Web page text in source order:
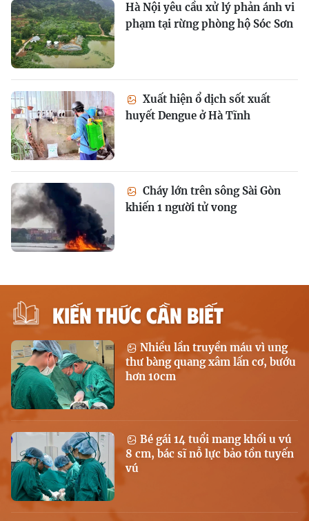
Hà Nội yêu cầu xử lý phản ánh vi
phạm tại rừng phòng hộ Sóc Sơn
Xuất hiện ổ dịch sốt xuất
huyết Dengue ở Hà Tĩnh
Cháy lớn trên sông Sài Gòn
khiến 1 người tử vong
KIẾN THỨC CẦN BIẾT
Nhiều lần truyền máu vì ung
thư bàng quang xâm lấn cơ, bướu
hơn 10cm
Bé gái 14 tuổi mang khối u vú
8 cm, bác sĩ nỗ lực bảo tồn tuyến
vú